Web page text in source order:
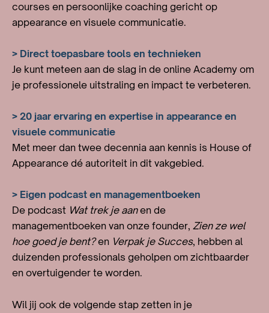
courses en persoonlijke coaching gericht op
appearance en visuele communicatie.
> Direct toepasbare tools en technieken
Je kunt meteen aan de slag in de online Academy om
je professionele uitstraling en impact te verbeteren.
> 20 jaar ervaring en expertise in appearance en
visuele communicatie
Met meer dan twee decennia aan kennis is House of
Appearance dé autoriteit in dit vakgebied.
> Eigen podcast en managementboeken
De podcast Wat trek je aanen de
managementboeken van onze founder, Zien ze wel
hoe goed je bent?en Verpak je Succes, hebben al
duizenden professionals geholpen om zichtbaarder
en overtuigender te worden.
Wil jij ook de volgende stap zetten in je